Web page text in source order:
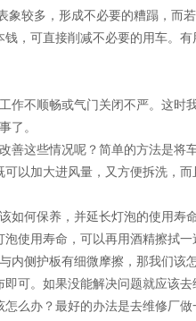
较多，形成不必要的糟蹋，而
，可直接削减不必要的用车。有
作不顺畅或气门关闭不严。这时
了。
善这些情况呢？简单的方法是将
以加大进风量，又方便拆洗，
如何保养，并延长灯泡的使用寿
使用寿命，可以再用酒精擦拭一
内侧护板有细微摩擦，那我们该
可。如果没能解决问题就应该去
么办？最好的办法是去维修厂做